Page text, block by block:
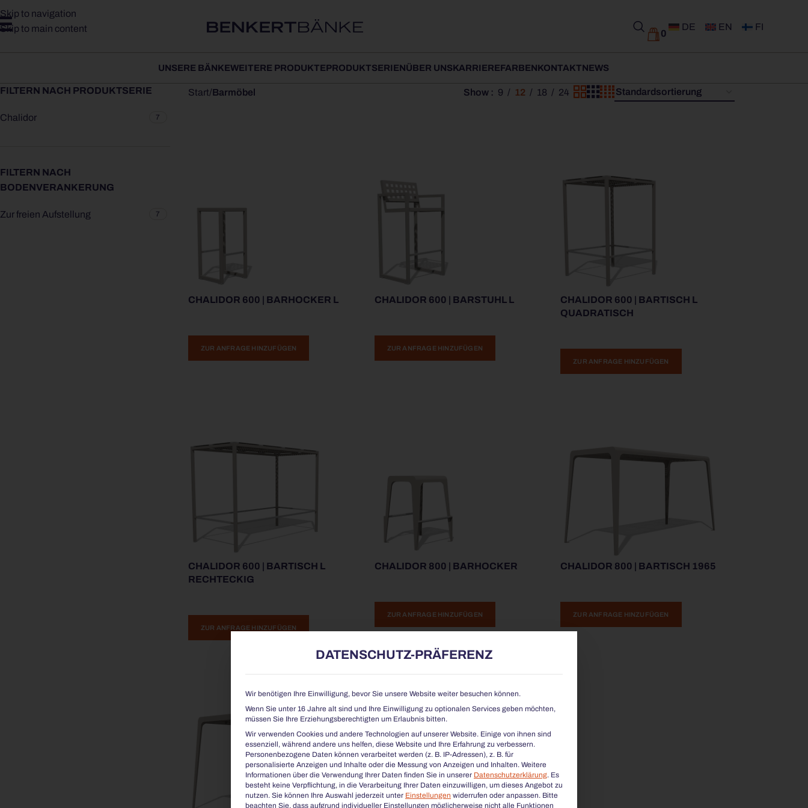
Skip to navigation
Skip to main content
0
DE EN FI
UNSERE BÄNKEWEITERE PRODUKTEPRODUKTSERIENÜBER UNSKARRIEREFARBENKONTAKTNEWS
FILTERN NACH PRODUKTSERIE
Chalidor 7
FILTERN NACH
BODENVERANKERUNG
Zur freien Aufstellung 7
Start/Barmöbel Show 9 12 18 24
CHALIDOR 600 | BARHOCKER L
ZUR ANFRAGE HINZUFÜGEN
CHALIDOR 600 | BARSTUHL L
ZUR ANFRAGE HINZUFÜGEN
CHALIDOR 600 | BARTISCH L
QUADRATISCH
ZUR ANFRAGE HINZUFÜGEN
CHALIDOR 600 | BARTISCH L
RECHTECKIG
ZUR ANFRAGE HINZUFÜGEN
CHALIDOR 800 | BARHOCKER
ZUR ANFRAGE HINZUFÜGEN
CHALIDOR 800 | BARTISCH 1965
ZUR ANFRAGE HINZUFÜGEN
DATENSCHUTZ-PRÄFERENZ
Wir benötigen Ihre Einwilligung, bevor Sie unsere Website weiter besuchen können.
Wenn Sie unter 16 Jahre alt sind und Ihre Einwilligung zu optionalen Services geben möchten,
müssen Sie Ihre Erziehungsberechtigten um Erlaubnis bitten.
Wir verwenden Cookies und andere Technologien auf unserer Website. Einige von ihnen sind
essenziell, während andere uns helfen, diese Website und Ihre Erfahrung zu verbessern.
Personenbezogene Daten können verarbeitet werden (z. B. IP-Adressen), z. B. für
personalisierte Anzeigen und Inhalte oder die Messung von Anzeigen und Inhalten. Weitere
Informationen über die Verwendung Ihrer Daten finden Sie in unserer Datenschutzerklärung. Es
besteht keine Verpflichtung, in die Verarbeitung Ihrer Daten einzuwilligen, um dieses Angebot zu
nutzen. Sie können Ihre Auswahl jederzeit unter Einstellungen widerrufen oder anpassen. Bitte
beachten Sie, dass aufgrund individueller Einstellungen möglicherweise nicht alle Funktionen